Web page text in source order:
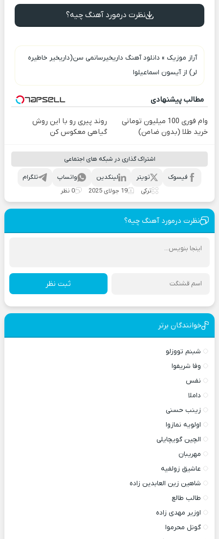
نظرت درمورد آهنگ چیه؟
آراز موزیک » دانلود آهنگ داریخیرسانمی سن(داریخیر خاطیره
لر) از آیسون اسماعیلوا
مطالب پیشنهادی
وام فوری 100 میلیون تومانی
خرید طلا (بدون ضامن)
روند پیری رو با این روش
گیاهی معکوس کن
اشتراک گذاری در شبکه های اجتماعی
تلگرام واتساپ لینکدین تویتر
فیسوک
ترکی
19 جولای 2025 0 نظر
نظرت درمورد آهنگ چیه؟
ثبت نظر
خوانندگان برتر
شبنم تووزلو
وفا شریفوا
نفس
داملا
زینب حسنی
اولویه نمازوا
الچین گویچایلی
مهریبان
عاشیق زولفیه
شاهین زین العابدین زاده
طالب طالع
اوزیر مهدی زاده
گونل محرموا